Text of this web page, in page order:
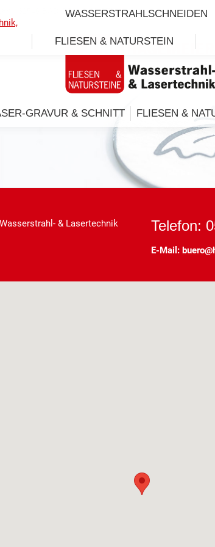
- 32549 BAD OEYNHAUSEN
GRAVUR & SCHNITT FLIESEN &
& Lasertechnik
Telefon:
E-Mail:
WASSERSTRAHLSCHNEIDEN
FLIESEN & NATURSTEIN